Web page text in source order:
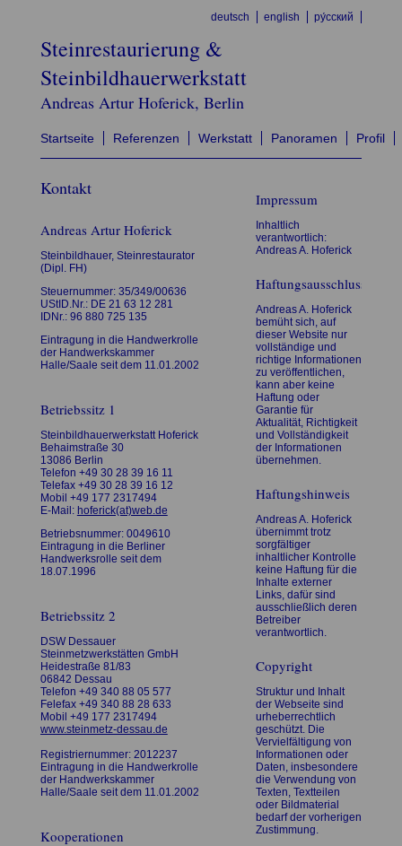
deutsch english ру́сский
Steinrestaurierung &
Steinbildhauerwerkstatt
Andreas Artur Hoferick, Berlin
Startseite Referenzen Werkstatt Panoramen Profil
Kontakt
Andreas Artur Hoferick
Steinbildhauer, Steinrestaurator
(Dipl. FH)
Steuernummer: 35/349/00636
UStID.Nr.: DE 21 63 12 281
IDNr.: 96 880 725 135
Eintragung in die Handwerkrolle
der Handwerkskammer
Halle/Saale seit dem 11.01.2002
Betriebssitz 1
Steinbildhauerwerkstatt Hoferick
Behaimstraße 30
13086 Berlin
Telefon +49 30 28 39 16 11
Telefax +49 30 28 39 16 12
Mobil +49 177 2317494
E-Mail: hoferick(at)web.de
Betriebsnummer: 0049610
Eintragung in die Berliner
Handwerksrolle seit dem
18.07.1996
Betriebssitz 2
DSW Dessauer
Steinmetzwerkstätten GmbH
Heidestraße 81/83
06842 Dessau
Telefon +49 340 88 05 577
Felefax +49 340 88 28 633
Mobil +49 177 2317494
www.steinmetz-dessau.de
Registriernummer: 2012237
Eintragung in die Handwerkrolle
der Handwerkskammer
Halle/Saale seit dem 11.01.2002
Kooperationen
Impressum
Inhaltlich
verantwortlich:
Andreas A. Hoferick
Haftungsausschluss
Andreas A. Hoferick
bemüht sich, auf
dieser Website nur
vollständige und
richtige Informationen
zu veröffentlichen,
kann aber keine
Haftung oder
Garantie für
Aktualität, Richtigkeit
und Vollständigkeit
der Informationen
übernehmen.
Haftungshinweis
Andreas A. Hoferick
übernimmt trotz
sorgfältiger
inhaltlicher Kontrolle
keine Haftung für die
Inhalte externer
Links, dafür sind
ausschließlich deren
Betreiber
verantwortlich.
Copyright
Struktur und Inhalt
der Webseite sind
urheberrechtlich
geschützt. Die
Vervielfältigung von
Informationen oder
Daten, insbesondere
die Verwendung von
Texten, Textteilen
oder Bildmaterial
bedarf der vorherigen
Zustimmung.